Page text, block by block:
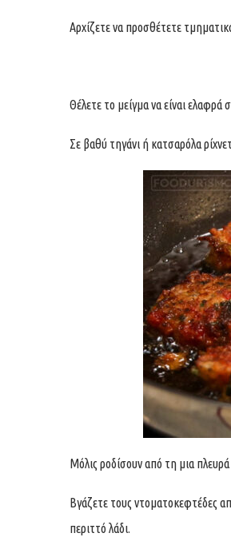
Αρχίζετε να προσθέτετε
Θέλετε το μείγμα να είναι
Σε βαθύ τηγάνι ή κατσαρόλα
Μόλις ροδίσουν από τη μια
Βγάζετε τους ντοματοκεφτέδες
περιττό λάδι.